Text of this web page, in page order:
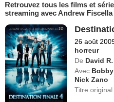
Retrouvez tous les films et
streaming avec Andrew Fiscella
26 août
horreur
De David
Avec
Nick Zano
Titre